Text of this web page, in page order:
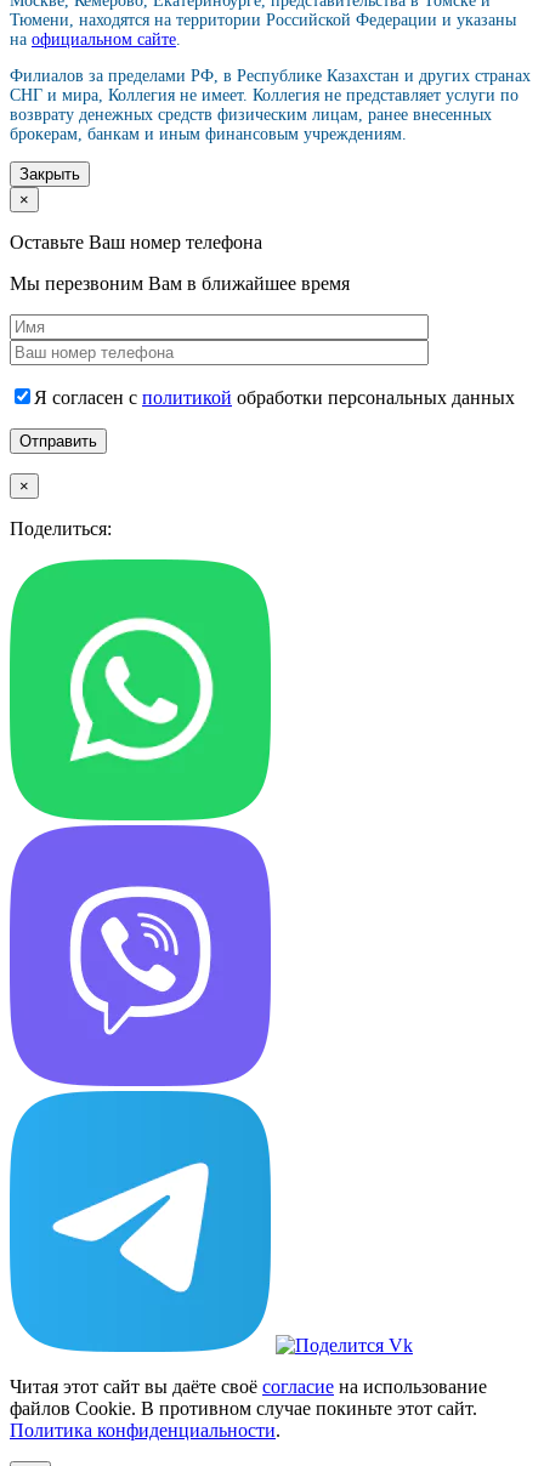
Тюмени, находятся на территории Российской Федерации и указаны
на официальном сайте
Филиалов за пределами РФ, в Республике Казахстан и других странах
СНГ и мира, Коллегия не имеет. Коллегия не представляет услуги по
возврату денежных средств физическим лицам, ранее внесенных
брокерам, банкам и иным финансовым учреждениям.
Закрыть
×
Оставьте Ваш номер телефона
Мы перезвоним Вам в ближайшее время
Я согласен с политикой обработки персональных данных
×
Поделиться:
Читая этот сайт вы даёте своё согласие на использование
файлов Cookie. В противном случае покиньте этот сайт.
Политика конфиденциальности.